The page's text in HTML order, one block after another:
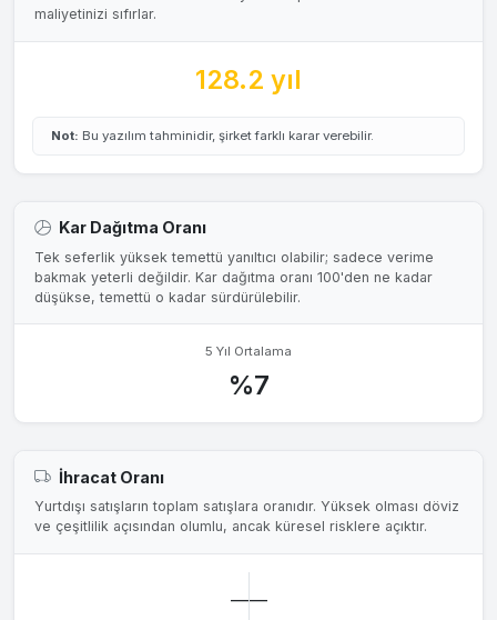
maliyetinizi sıfırlar.
128.2 yıl
Not: Bu yazılım tahminidir, şirket farklı karar verebilir.
Kar Dağıtma Oranı
Tek seferlik yüksek temettü yanıltıcı olabilir; sadece verime
bakmak yeterli değildir. Kar dağıtma oranı 100'den ne kadar
düşükse, temettü o kadar sürdürülebilir.
5 Yıl Ortalama
%7
İhracat Oranı
Yurtdışı satışların toplam satışlara oranıdır. Yüksek olması döviz
ve çeşitlilik açısından olumlu, ancak küresel risklere açıktır.
——